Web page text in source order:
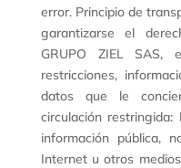
error. Principio de
garantizarse el
GRUPO ZIEL SAS,
restricciones,
datos que le
circulación
información pública,
Internet u otros